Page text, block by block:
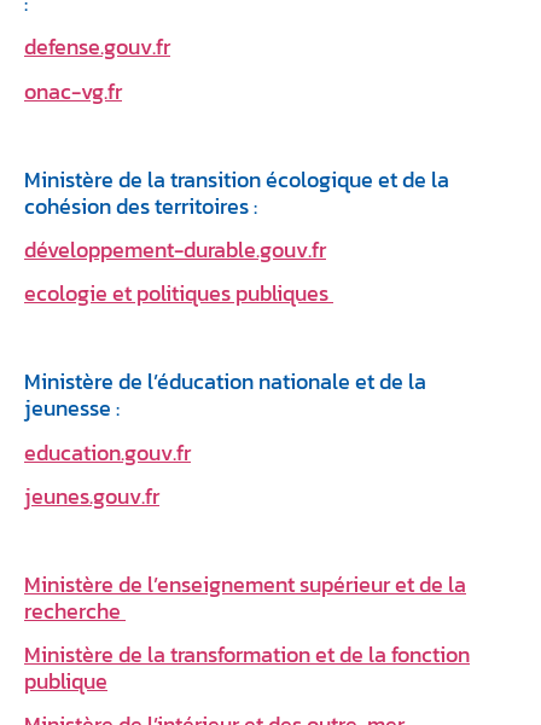
defense.gouv.fr
onac-vg.fr
Ministère de la transition écologique et de la
cohésion des territoires :
développement-durable.gouv.fr
ecologie et politiques publiques
Ministère de l’éducation nationale et de la
jeunesse :
education.gouv.fr
jeunes.gouv.fr
Ministère de l’enseignement supérieur et de la
recherche
Ministère de la transformation et de la fonction
publique